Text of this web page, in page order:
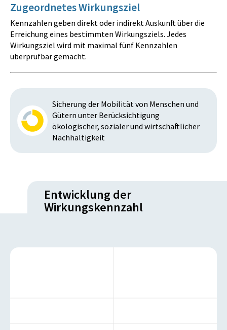
Zugeordnetes Wirkungsziel
Kennzahlen geben direkt oder indirekt Auskunft über die
Erreichung eines bestimmten Wirkungsziels. Jedes
Wirkungsziel wird mit maximal fünf Kennzahlen
überprüfbar gemacht.
Sicherung der Mobilität von Menschen und
Gütern unter Berücksichtigung
ökologischer, sozialer und wirtschaftlicher
Nachhaltigkeit
Entwicklung der
Wirkungskennzahl